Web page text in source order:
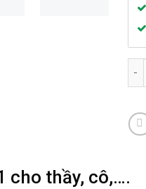
cho thầy, cô,….